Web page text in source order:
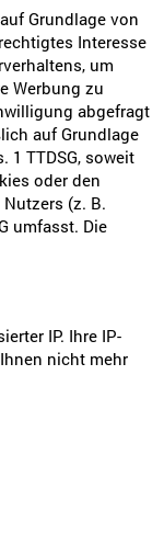
Grundlage von
Interesse
um
Werbung zu
abgefragt
auf Grundlage
1 TTDSG, soweit
oder den
(z. B.
umfasst. Die
IP. Ihre IP-
nicht mehr